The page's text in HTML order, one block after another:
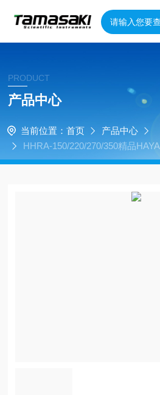
PRODUCT
产品中心
当前位置： 首页 产品中心
HHRA-150/220/270/350精品
度环形照明